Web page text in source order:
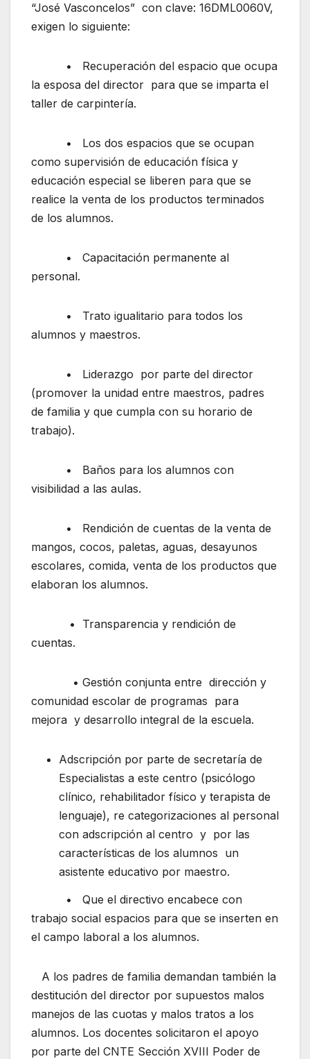
“José Vasconcelos” con clave: 16DML0060V,
exigen lo siguiente:
• Recuperación del espacio que ocupa
la esposa del director para que se imparta el
taller de carpintería.
• Los dos espacios que se ocupan
como supervisión de educación física y
educación especial se liberen para que se
realice la venta de los productos terminados
de los alumnos.
• Capacitación permanente al
personal.
• Trato igualitario para todos los
alumnos y maestros.
• Liderazgo por parte del director
(promover la unidad entre maestros, padres
de familia y que cumpla con su horario de
trabajo).
• Baños para los alumnos con
visibilidad a las aulas.
• Rendición de cuentas de la venta de
mangos, cocos, paletas, aguas, desayunos
escolares, comida, venta de los productos que
elaboran los alumnos.
• Transparencia y rendición de
cuentas.
• Gestión conjunta entre dirección y
comunidad escolar de programas para
mejora y desarrollo integral de la escuela.
Adscripción por parte de secretaría de
Especialistas a este centro (psicólogo
clínico, rehabilitador físico y terapista de
lenguaje), re categorizaciones al personal
con adscripción al centro y por las
características de los alumnos un
asistente educativo por maestro.
• Que el directivo encabece con
trabajo social espacios para que se inserten en
el campo laboral a los alumnos.
A los padres de familia demandan también la
destitución del director por supuestos malos
manejos de las cuotas y malos tratos a los
alumnos. Los docentes solicitaron el apoyo
por parte del CNTE Sección XVIII Poder de